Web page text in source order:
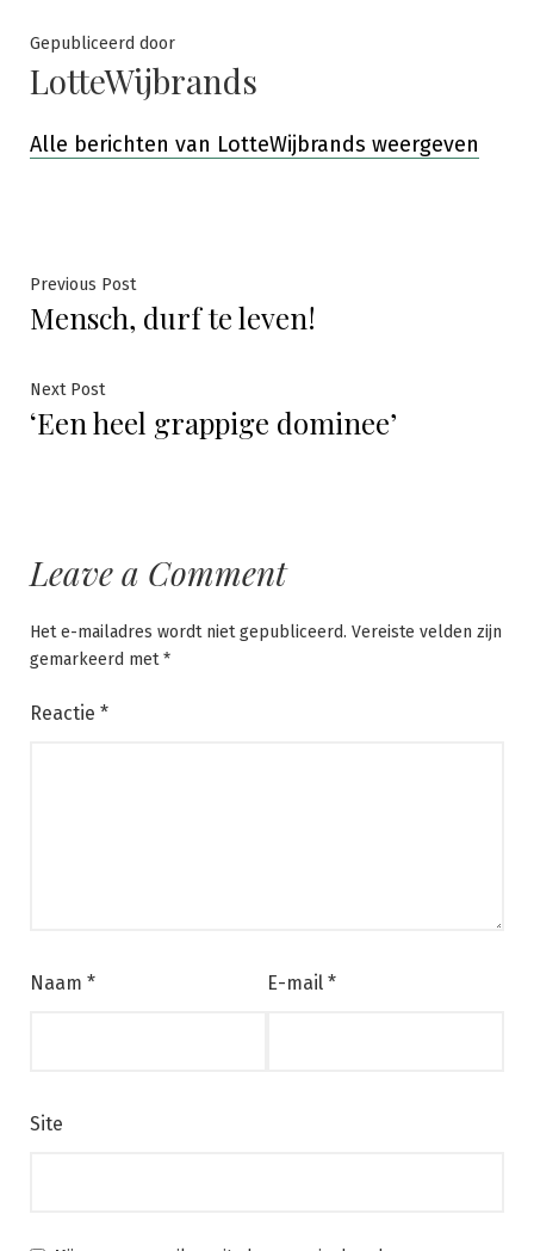
Gepubliceerd door
LotteWijbrands
Alle berichten van LotteWijbrands weergeven
Bericht
navigatie
Previous PostPrevious
post:
Mensch, durf te leven!
Next PostNext
post:
‘Een heel grappige dominee’
Leave a Comment
Het e-mailadres wordt niet gepubliceerd. Vereiste velden zijn
gemarkeerd met*
Reactie *
Naam * E-mail *
Site